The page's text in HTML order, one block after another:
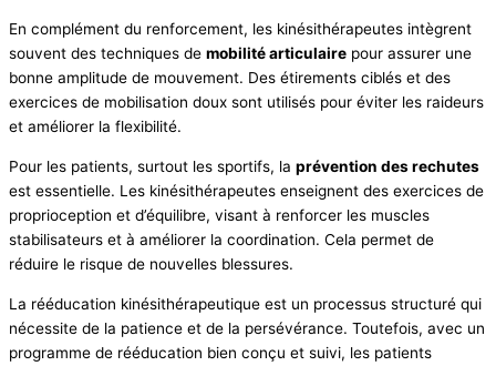
En complément du renforcement, les kinésithérapeutes intègrent
souvent des techniques de mobilité articulaire pour assurer une
bonne amplitude de mouvement. Des étirements ciblés et des
exercices de mobilisation doux sont utilisés pour éviter les raideurs
et améliorer la flexibilité.
Pour les patients, surtout les sportifs, la prévention des rechutes
est essentielle. Les kinésithérapeutes enseignent des exercices de
proprioception et d’équilibre, visant à renforcer les muscles
stabilisateurs et à améliorer la coordination. Cela permet de
réduire le risque de nouvelles blessures.
La rééducation kinésithérapeutique est un processus structuré qui
nécessite de la patience et de la persévérance. Toutefois, avec un
programme de rééducation bien conçu et suivi, les patients